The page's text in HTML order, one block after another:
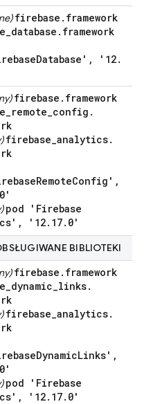
firebase . framework
_database . framework
Database' , '12.
firebase . framework
_remote_config .
firebase_analytics.
RemoteConfig' ,
0'
pod 'Firebase
, '12. 17. 0'
BIBLIOTEKI
firebase . framework
_dynamic_links.
firebase_analytics.
DynamicLinks' ,
0'
pod 'Firebase
, '12. 17. 0'